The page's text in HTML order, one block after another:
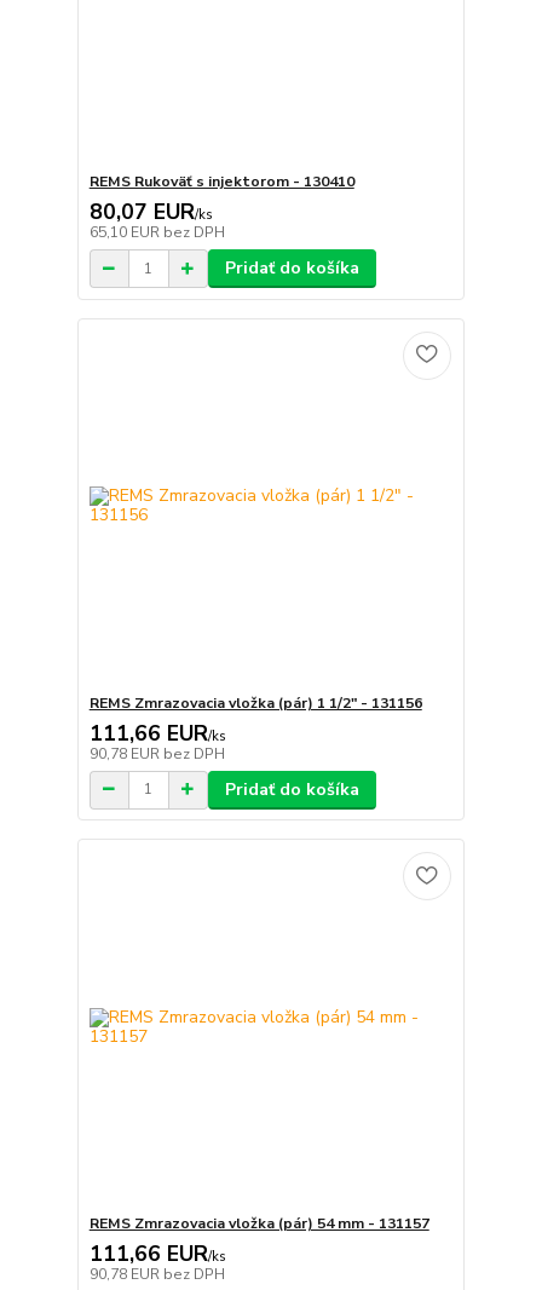
REMS Rukoväť s injektorom - 130410
80,07 EUR/ks
65,10 EUR bez DPH
Pridať do košíka
REMS Zmrazovacia vložka (pár) 1 1/2" - 131156
111,66 EUR/ks
90,78 EUR bez DPH
Pridať do košíka
REMS Zmrazovacia vložka (pár) 54 mm - 131157
111,66 EUR/ks
90,78 EUR bez DPH